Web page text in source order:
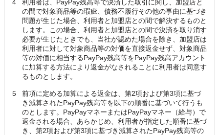
4
利用者は、PayPay残高等で決済した取引に関し、加盟店と
の間で対象商品等の瑕疵、債務不履行その他の事由に基づき
問題が生じた場合、利用者と加盟店との間で解決するものと
します。この場合、利用者と加盟店との間で決済を取り消す
必要が生じたときでも、当社が認めた場合を除き、加盟店は
利用者に対して対象商品等の対価を直接返金せず、対象商品
等の対価に相当するPayPay残高等をPayPay残高アカウント
に加算する方法により返金がなされることに利用者は同意す
るものとします。
5
前項に定める加算による返金は、第2項および第3項に基づ
き減算されたPayPay残高等を以下の順番に基づいて行うも
のとします。PayPayマネーまたはPayPayマネー（給与）で
返金される場合、あらかじめ、利用者が指定した順番に基づ
き、第2項および第3項に基づき減算されたPayPay残高等の